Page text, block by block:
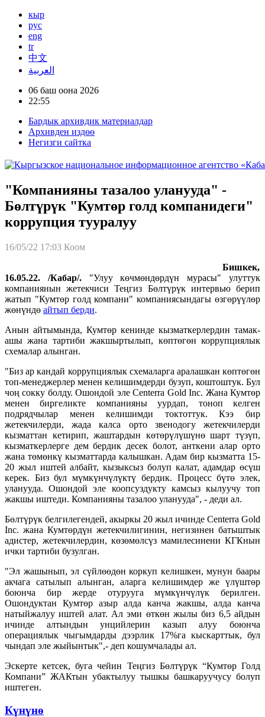
кыр
рус
eng
tr
中文
العربية
06 баш оона 2026
22:55
Бардык архивдик материалдар
Архивден издөө
Негизги сайтка
"Компанияны тазалоо уланууда" -
Бөлтүрүк "Кумтөр голд компанидеги"
коррупция тууралуу
16/05/22 17:03 Коом
Бишкек,
16.05.22. /Кабар/."Улуу көчмөндөрдүн мурасы" улуттук
компаниянын жетекчиси Теңгиз Бөлтүрүк интервью берип
жатып "Кумтөр голд компани" компаниясындагы өзгөрүүлөр
жөнүндө айтып берди.
Анын айтымында, Кумтөр кенинде кызматкерлердин тамак-
ашы жана тартиби жакшыртылып, көптөгөн коррупциялык
схемалар алынган.
"Биз ар кандай коррупциялык схемаларга аралашкан көптөгөн
топ-менеджерлер менен келишимдерди бузуп, коштоштук. Бул
чоң сокку болду. Ошондой эле Centerra Gold Inc. Жана Кумтөр
менен биргеликте компанияны уурдап, тоноп келген
подрядчылар менен келишимди токтоттук. Кээ бир
жетекчилерди, жада калса орто звенодогу жетекчилерди
кызматтан кетирип, жаштардын көтөрүлүшүнө шарт түзүп,
кызматкерлерге дем бердик десек болот, анткени алар орто
жана төмөнкү кызматтарда калышкан. Адам бир кызматта 15-
20 жыл иштей албайт, кызыксыз болуп калат, адамдар өсүш
керек. Биз бул мүмкүнчүлүктү бердик. Процесс бүтө элек,
уланууда. Ошондой эле коопсуздукту камсыз кылуучу топ
жакшы иштеди. Компанияны тазалоо уланууда", - деди ал.
Бөлтүрүк белгилегендей, акыркы 20 жыл ичинде Centerra Gold
Inc. жана Кумтөрдүн жетекчилигинин, негизинен батыштык
адистер, жетекчилердин, көзөмөлсүз мамилесинени КГКнын
ички тартиби бузулган.
"Эл жашынып, эл сүйлөөдөн коркуп келишкен, мунун баары
акчага сатылып алынган, аларга келишимдер же үлүштөр
боюнча бир жерде отурууга мүмкүнчүлүк берилген.
Ошондуктан Кумтөр азыр алда канча жакшы, алда канча
натыйжалуу иштей алат. Ал эми өткөн жылы биз 6,5 айдын
ичинде алтындын унцийлерин казып алуу боюнча
операциялык чыгымдарды дээрлик 17%га кыскарттык, бул
чындап эле жыйынтык",- деп кошумчалады ал.
Эскерте кетсек, буга чейин Теңгиз Бөлтүрүк “Кумтөр Голд
Компани” ЖАКтын убактылуу тышкы башкаруучусу болуп
иштеген.
Күнүнө